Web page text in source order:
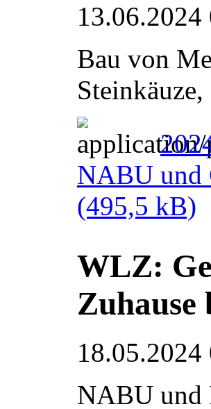
13.06.2024
Bau von
NABU und
(495,5 kB)
WLZ:
Zuhause
18.05.2024
NABU und